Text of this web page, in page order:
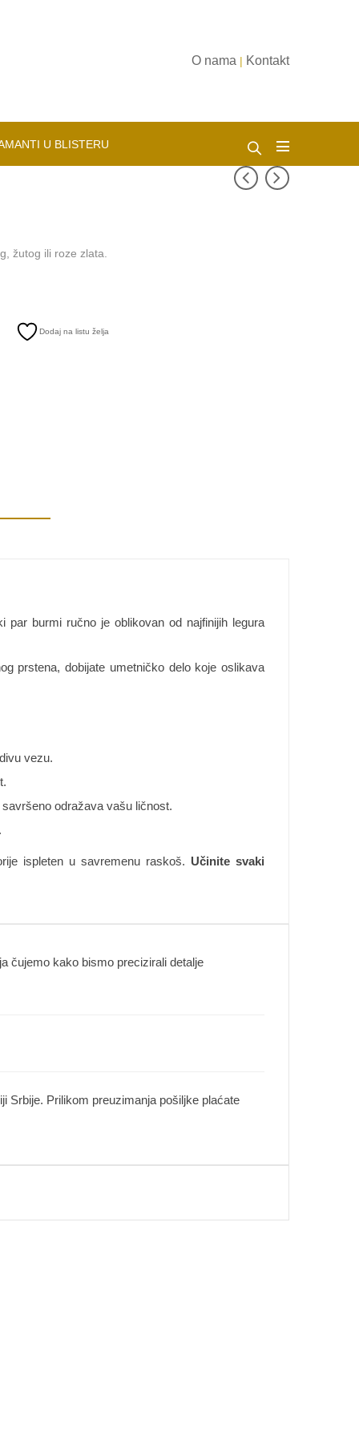
O nama | Kontakt
U BLISTERU
žutog ili roze zlata.
Dodaj na listu želja
burmi ručno je oblikovan od najfinijih legura
prstena, dobijate umetničko delo koje oslikava
vezu.
odražava vašu ličnost.
ispleten u savremenu raskoš. Učinite svaki
čujemo kako bismo precizirali detalje
Srbije. Prilikom preuzimanja pošiljke plaćate